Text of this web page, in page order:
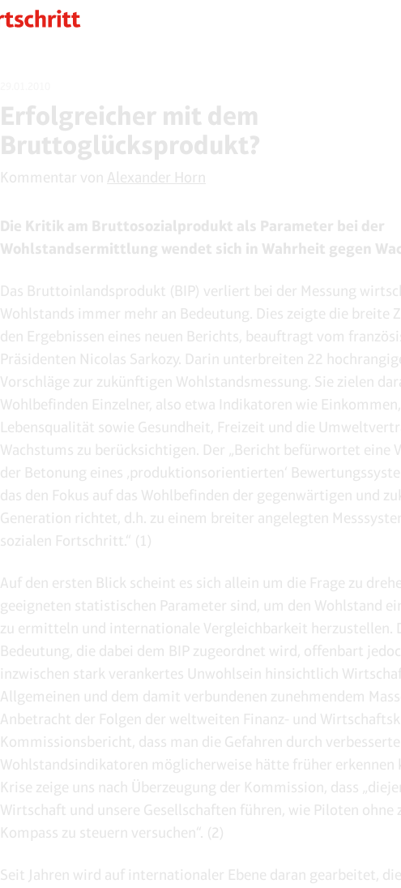
Erfolgreicher mit dem
Bruttoglücksprodukt?
Kommentar von Alexander Horn
Die Kritik am Bruttosozialprodukt als Parameter bei der
Wohlstandsermittlung wendet sich in Wahrheit gegen
Das Bruttoinlandsprodukt (BIP) verliert bei der Messung
Wohlstands immer mehr an Bedeutung. Dies zeigte die breite
den Ergebnissen eines neuen Berichts, beauftragt vom
Präsidenten Nicolas Sarkozy. Darin unterbreiten 22
Vorschläge zur zukünftigen Wohlstandsmessung. Sie zielen
Wohlbefinden Einzelner, also etwa Indikatoren wie
Lebensqualität sowie Gesundheit, Freizeit und die
Wachstums zu berücksichtigen. Der „Bericht befürwortet eine
der Betonung eines ‚produktionsorientierten‘
das den Fokus auf das Wohlbefinden der gegenwärtigen und
Generation richtet, d.h. zu einem breiter angelegten
sozialen Fortschritt.“ (1)
Auf den ersten Blick scheint es sich allein um die Frage zu
geeigneten statistischen Parameter sind, um den Wohlstand
zu ermitteln und internationale Vergleichbarkeit herzustellen.
Bedeutung, die dabei dem BIP zugeordnet wird, offenbart
inzwischen stark verankertes Unwohlsein hinsichtlich
Allgemeinen und dem damit verbundenen zunehmendem
Anbetracht der Folgen der weltweiten Finanz- und
Kommissionsbericht, dass man die Gefahren durch verbesserte
Wohlstandsindikatoren möglicherweise hätte früher erkennen
Krise zeige uns nach Überzeugung der Kommission, dass
Wirtschaft und unsere Gesellschaften führen, wie Piloten ohne
Kompass zu steuern versuchen“. (2)
Seit Jahren wird auf internationaler Ebene daran gearbeitet,